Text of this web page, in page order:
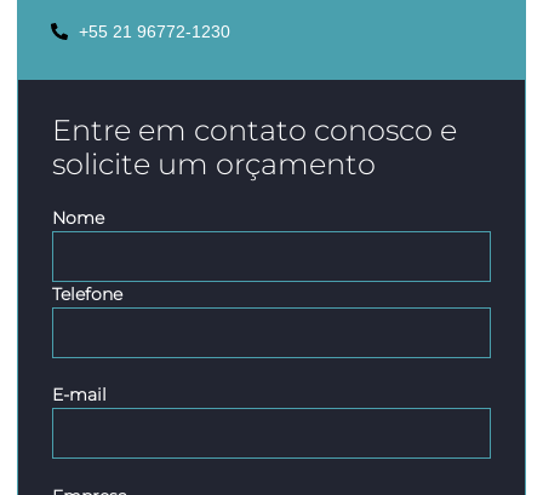
+55 21 96772-1230
Entre em contato conosco e
solicite um orçamento
Nome
Telefone
E-mail